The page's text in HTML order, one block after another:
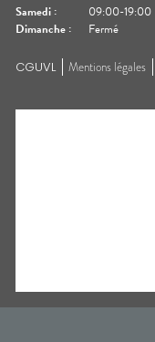
Samedi :
09:00-19:00
Dimanche : Fermé
CGUVL Mentions légales